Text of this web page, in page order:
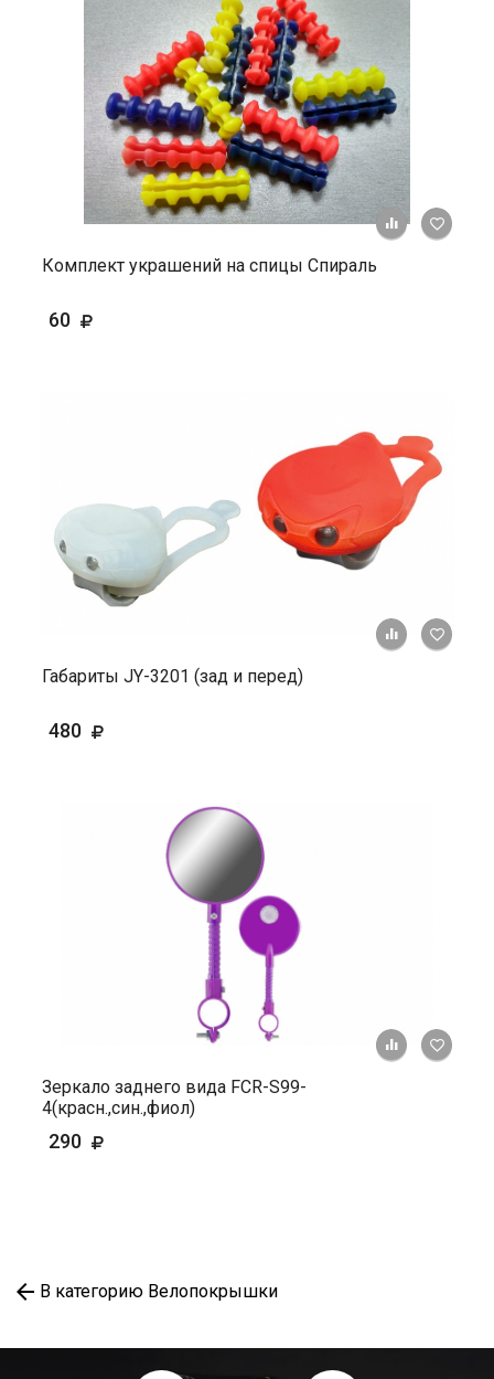
+ К
Комплект украшений на спицы Спираль
60
+ К
Габариты JY-3201 (зад и перед)
480
+ К
Зеркало заднего вида FCR-S99-
4(красн.,син.,фиол)
290
В категорию Велопокрышки